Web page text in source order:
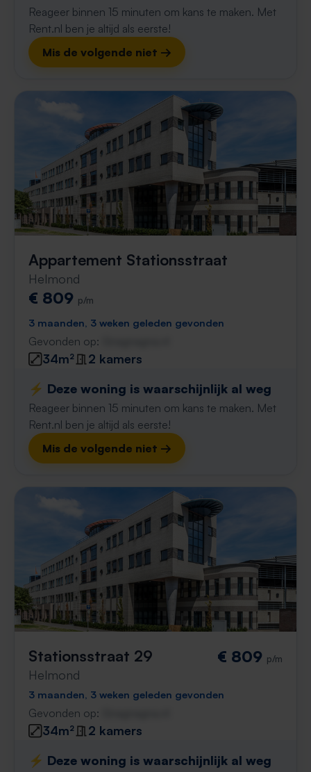
Reageer binnen 15 minuten om kans te maken. Met
Rent.nl ben je altijd als eerste!
Mis de volgende niet →
Appartement Stationsstraat
Helmond
€ 809 p/m
3 maanden, 3 weken geleden gevonden
Gevonden op:
34m²
2 kamers
⚡️ Deze woning is waarschijnlijk al weg
Reageer binnen 15 minuten om kans te maken. Met
Rent.nl ben je altijd als eerste!
Mis de volgende niet →
Stationsstraat 29
Helmond
€ 809 p/m
3 maanden, 3 weken geleden gevonden
Gevonden op:
34m²
2 kamers
⚡️ Deze woning is waarschijnlijk al weg